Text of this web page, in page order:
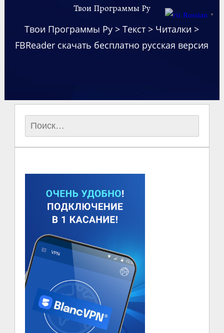
Твои Программы Ру
Твои Программы Ру >Текст > Читалки >
FBReader скачать бесплатно русская версия
Найти:
Russian ▼